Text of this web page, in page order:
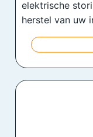
elektrische
herstel van uw